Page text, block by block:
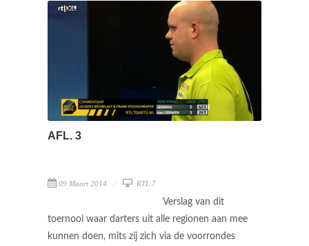
AFL. 3
09 Maart 2014 RTL 7
Verslag van dit
toernooi waar darters uit alle regionen aan mee
kunnen doen, mits zij zich via de voorrondes